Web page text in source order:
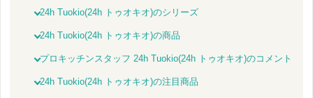
24h Tuokio(24h トゥオキオ)のシリーズ
24h Tuokio(24h トゥオキオ)の商品
プロキッチンスタッフ 24h Tuokio(24h トゥオキオ)のコメント
24h Tuokio(24h トゥオキオ)の注目商品